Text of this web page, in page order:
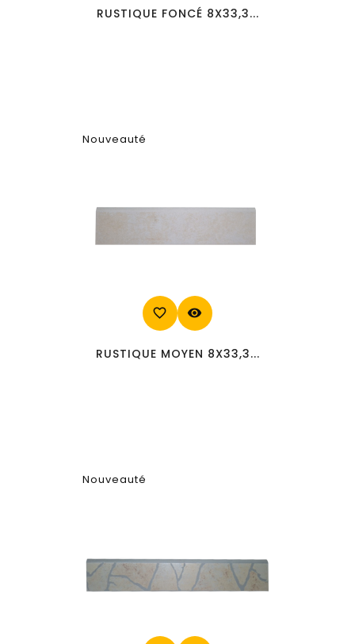
RUSTIQUE FONCÉ 8X33,3...
Nouveauté
favorite_border visibility
RUSTIQUE MOYEN 8X33,3...
Nouveauté